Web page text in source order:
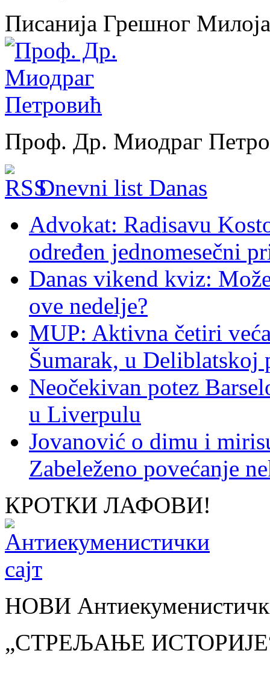
Писанија Грешног Милоја
Проф. Др. Миодраг
Dnevni list Danas
Advokat: Radisavu
određen jednomesečni
Danas vikend kviz:
ove nedelje?
MUP: Aktivna četiri
Šumarak, u Deliblatskoj
Neočekivan potez
u Liverpulu
Jovanović o dimu i
Zabeleženo povećanje
КРОТКИ ЛАФОВИ!
НОВИ
„СТРЕЉАЊЕ